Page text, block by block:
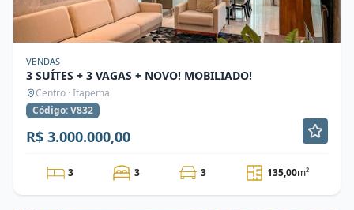
VENDAS
3 SUÍTES + 3 VAGAS + NOVO! MOBILIADO!
Centro · Itapema
Código: V832
R$ 3.000.000,00
3 3 3 135,00m²